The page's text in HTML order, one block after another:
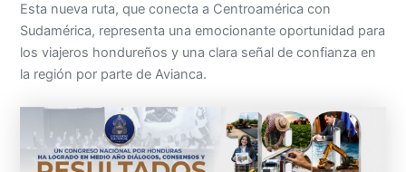
Esta nueva ruta, que conecta a Centroamérica con
Sudamérica, representa una emocionante oportunidad para
los viajeros hondureños y una clara señal de confianza en
la región por parte de Avianca.